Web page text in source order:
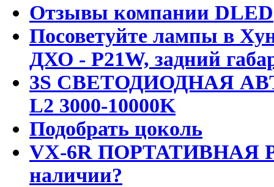
Отзывы компании DLED
Посоветуйте лампы в
ДХО - P21W, задний
3S СВЕТОДИОДНАЯ
L2 3000-10000K
Подобрать цоколь
VX-6R ПОРТАТИВНАЯ
наличии?